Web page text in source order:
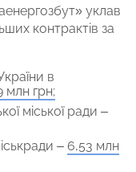
уклав
контрактів за
в
млн грн;
міської ради –
– 6,53 млн